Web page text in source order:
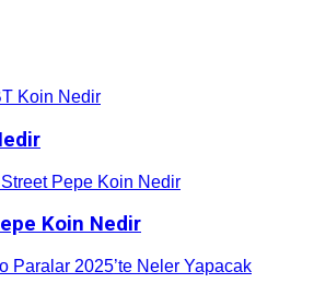
Koin Nedir